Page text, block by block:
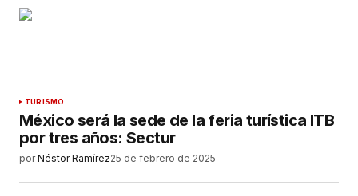
TURISMO
México será la sede de la feria turística ITB
por tres años: Sectur
por Néstor Ramírez25 de febrero de 2025